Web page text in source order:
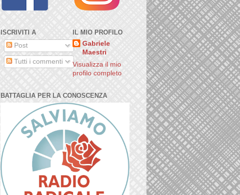
ISCRIVITI A
Post
Tutti i commenti
IL MIO PROFILO
Gabriele
Maestri
Visualizza il mio
profilo completo
BATTAGLIA PER LA CONOSCENZA